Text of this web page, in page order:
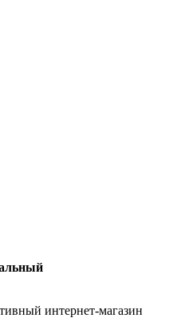
интернет-магазин